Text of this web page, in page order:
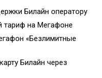
Билайн оператору
тариф на Мегафоне
«Безлимитные
Билайн через